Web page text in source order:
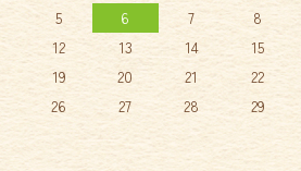
5 6 7
8
12 13 14
15
19 20 21
22
26 27 28
29